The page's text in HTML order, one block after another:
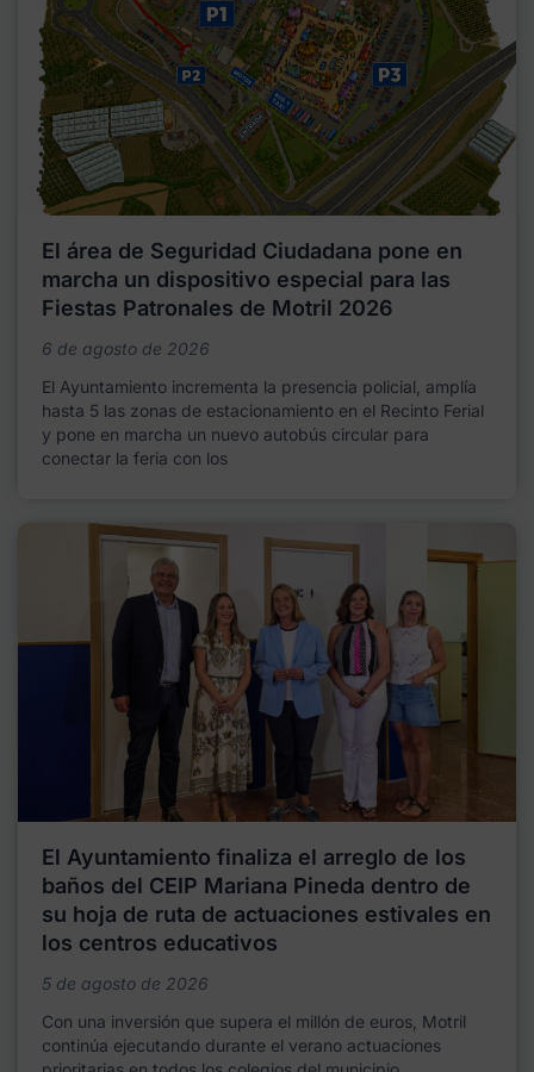
El área de Seguridad Ciudadana pone en
marcha un dispositivo especial para las
Fiestas Patronales de Motril 2026
6 de agosto de 2026
El Ayuntamiento incrementa la presencia policial, amplía
hasta 5 las zonas de estacionamiento en el Recinto Ferial
y pone en marcha un nuevo autobús circular para
conectar la feria con los
El Ayuntamiento finaliza el arreglo de los
baños del CEIP Mariana Pineda dentro de
su hoja de ruta de actuaciones estivales en
los centros educativos
5 de agosto de 2026
Con una inversión que supera el millón de euros, Motril
continúa ejecutando durante el verano actuaciones